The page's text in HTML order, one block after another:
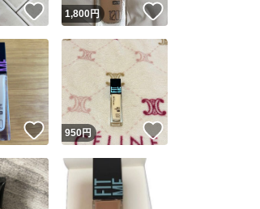
いいね！
1,800円
いいね！
950円